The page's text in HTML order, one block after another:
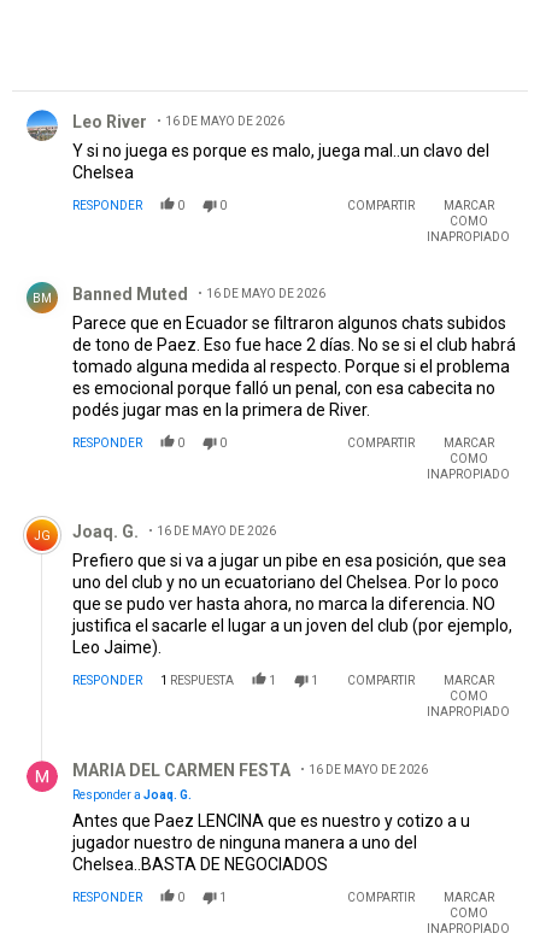
Leo River 16 DE MAYO DE 2026
Y si no juega es porque es malo, juega mal..un clavo del
Chelsea
RESPONDER 0 0 COMPARTIR
MARCAR
COMO
INAPROPIADO
BM Banned Muted 16 DE MAYO DE 2026
Parece que en Ecuador se filtraron algunos chats subidos
de tono de Paez. Eso fue hace 2 días. No se si el club habrá
tomado alguna medida al respecto. Porque si el problema
es emocional porque falló un penal, con esa cabecita no
podés jugar mas en la primera de River.
RESPONDER 0 0 COMPARTIR
MARCAR
COMO
INAPROPIADO
Comentario de Joaq. G..
JG Joaq. G. 16 DE MAYO DE 2026
Prefiero que si va a jugar un pibe en esa posición, que sea
uno del club y no un ecuatoriano del Chelsea. Por lo poco
que se pudo ver hasta ahora, no marca la diferencia. NO
justifica el sacarle el lugar a un joven del club (por ejemplo,
Leo Jaime).
RESPONDER 1 RESPUESTA 1 1 COMPARTIR
MARCAR
COMO
INAPROPIADO
MARIA DEL CARMEN FESTA
16 DE MAYO DE 2026
Responder a Joaq. G.
Antes que Paez LENCINA que es nuestro y cotizo a u
jugador nuestro de ninguna manera a uno del
Chelsea..BASTA DE NEGOCIADOS
RESPONDER 0 1 COMPARTIR
MARCAR
COMO
INAPROPIADO